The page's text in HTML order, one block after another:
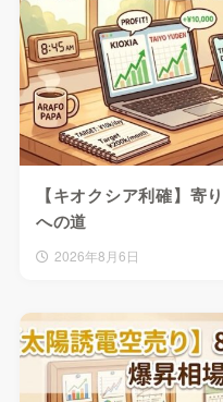
【キオクシア利確】寄
への道
2026年8月6日